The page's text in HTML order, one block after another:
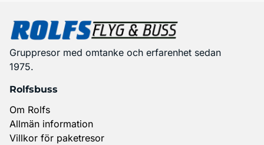
Gruppresor med omtanke och erfarenhet sedan
1975.
Rolfsbuss
Om Rolfs
Allmän information
Villkor för paketresor